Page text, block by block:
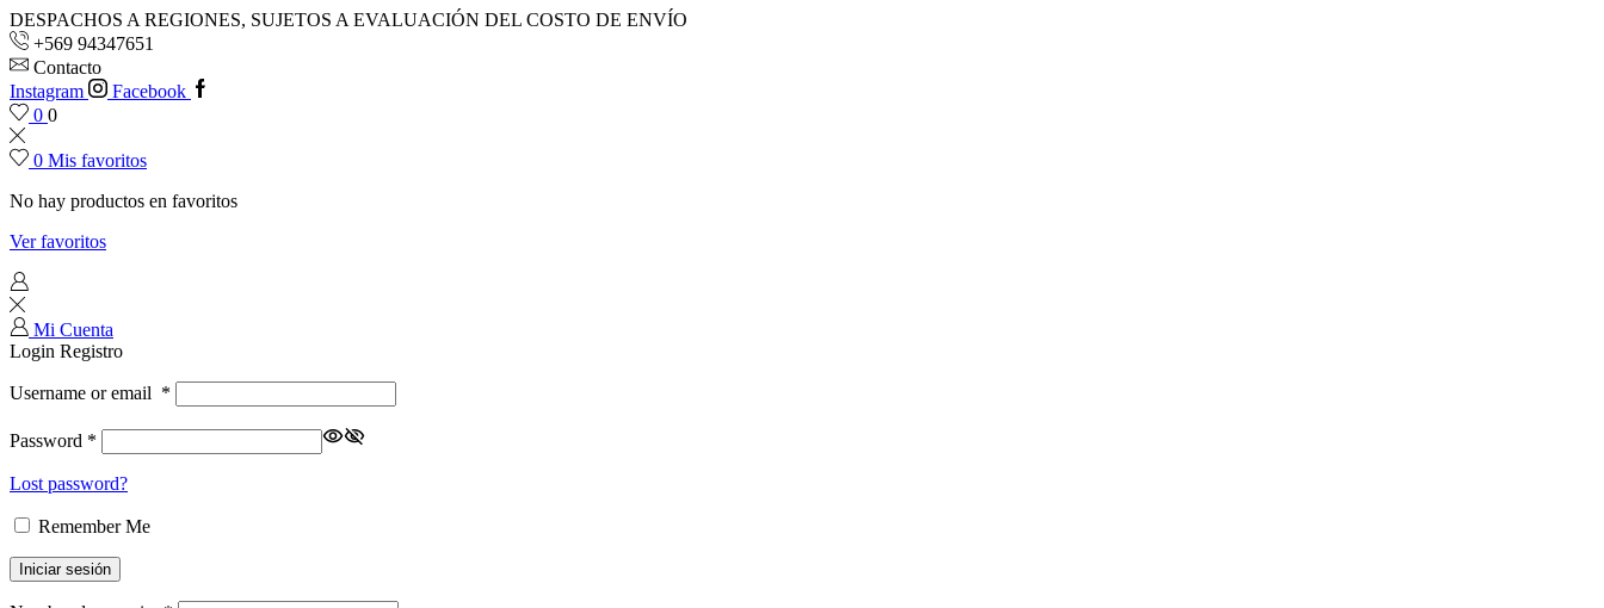
DESPACHOS A REGIONES, SUJETOS A EVALUACIÓN DEL COSTO DE ENVÍO
+569 94347651
Contacto
Instagram
Facebook
0 0
0 Mis favoritos
No hay productos en favoritos
Ver favoritos
Mi Cuenta
Login Registro
Username or email *
Password *
Lost password?
Remember Me
Iniciar sesión